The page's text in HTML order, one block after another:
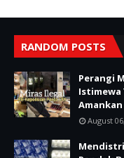
RANDOM POSTS
Perangi
Istimewa
August